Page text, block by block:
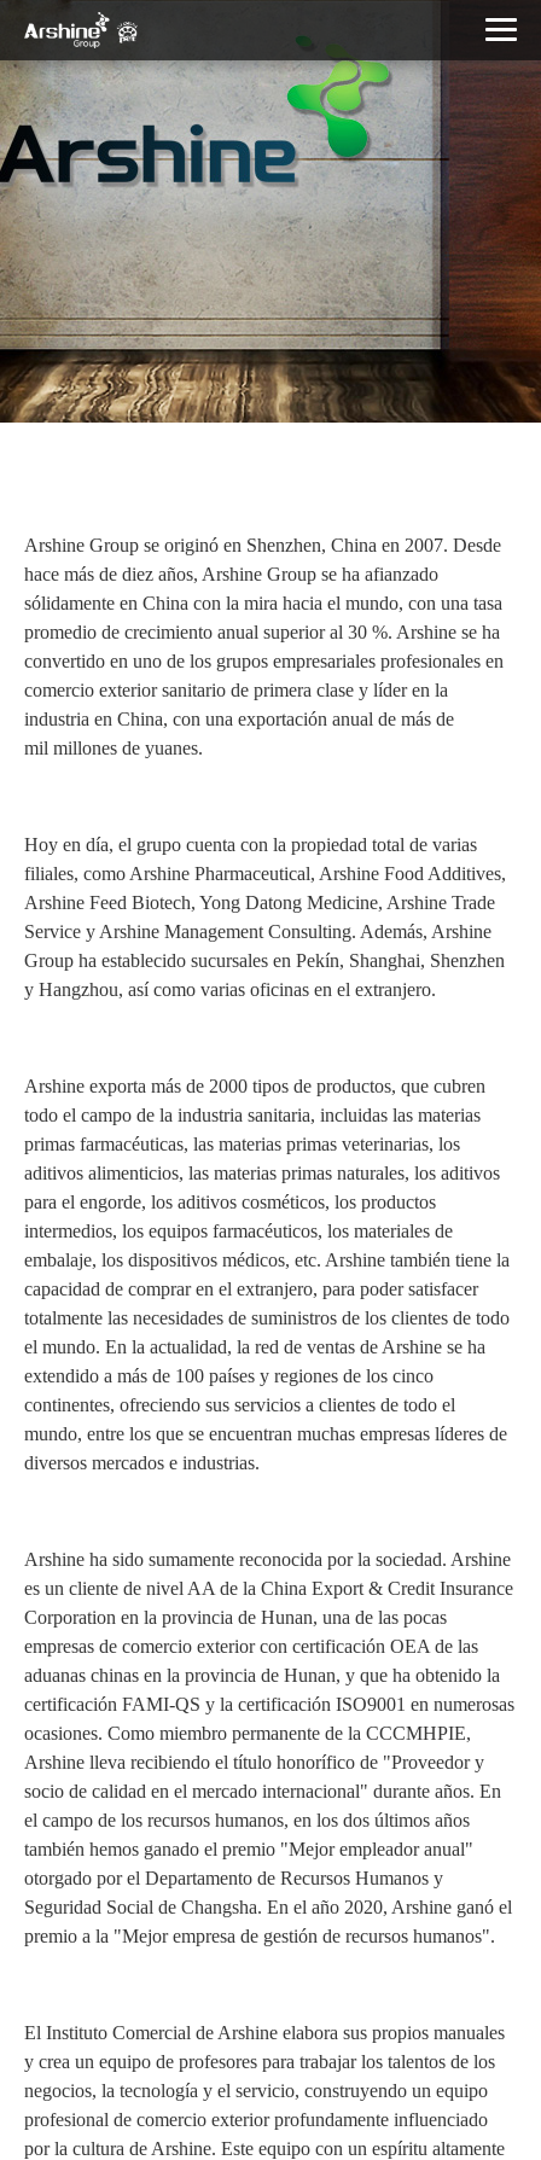
Arshine Group se originó en Shenzhen, China en 2007. Desde
hace más de diez años, Arshine Group se ha afianzado
sólidamente en China con la mira hacia el mundo, con una tasa
promedio de crecimiento anual superior al 30 %. Arshine se ha
convertido en uno de los grupos empresariales profesionales en
comercio exterior sanitario de primera clase y líder en la
industria en China, con una exportación anual de más de
mil millones de yuanes.
Hoy en día, el grupo cuenta con la propiedad total de varias
filiales, como Arshine Pharmaceutical, Arshine Food Additives,
Arshine Feed Biotech, Yong Datong Medicine, Arshine Trade
Service y Arshine Management Consulting. Además, Arshine
Group ha establecido sucursales en Pekín, Shanghai, Shenzhen
y Hangzhou, así como varias oficinas en el extranjero.
Arshine exporta más de 2000 tipos de productos, que cubren
todo el campo de la industria sanitaria, incluidas las materias
primas farmacéuticas, las materias primas veterinarias, los
aditivos alimenticios, las materias primas naturales, los aditivos
para el engorde, los aditivos cosméticos, los productos
intermedios, los equipos farmacéuticos, los materiales de
embalaje, los dispositivos médicos, etc. Arshine también tiene la
capacidad de comprar en el extranjero, para poder satisfacer
totalmente las necesidades de suministros de los clientes de todo
el mundo. En la actualidad, la red de ventas de Arshine se ha
extendido a más de 100 países y regiones de los cinco
continentes, ofreciendo sus servicios a clientes de todo el
mundo, entre los que se encuentran muchas empresas líderes de
diversos mercados e industrias.
Arshine ha sido sumamente reconocida por la sociedad. Arshine
es un cliente de nivel AA de la China Export & Credit Insurance
Corporation en la provincia de Hunan, una de las pocas
empresas de comercio exterior con certificación OEA de las
aduanas chinas en la provincia de Hunan, y que ha obtenido la
certificación FAMI-QS y la certificación ISO9001 en numerosas
ocasiones. Como miembro permanente de la CCCMHPIE,
Arshine lleva recibiendo el título honorífico de "Proveedor y
socio de calidad en el mercado internacional" durante años. En
el campo de los recursos humanos, en los dos últimos años
también hemos ganado el premio "Mejor empleador anual"
otorgado por el Departamento de Recursos Humanos y
Seguridad Social de Changsha. En el año 2020, Arshine ganó el
premio a la "Mejor empresa de gestión de recursos humanos".
El Instituto Comercial de Arshine elabora sus propios manuales
y crea un equipo de profesores para trabajar los talentos de los
negocios, la tecnología y el servicio, construyendo un equipo
profesional de comercio exterior profundamente influenciado
por la cultura de Arshine. Este equipo con un espíritu altamente